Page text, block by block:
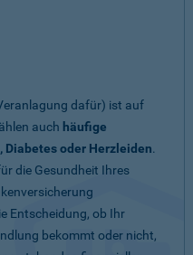
dafür) ist auf
auch häufige
Diabetes oder Herzleiden.
die Gesundheit Ihres
Entscheidung, ob Ihr
bekommt oder nicht,